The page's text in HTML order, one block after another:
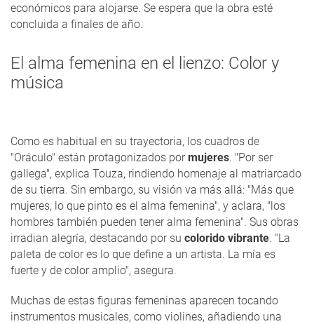
económicos para alojarse. Se espera que la obra esté
concluida a finales de año.
El alma femenina en el lienzo: Color y
música
Como es habitual en su trayectoria, los cuadros de
"Oráculo" están protagonizados pormujeres. "Por ser
gallega", explica Touza, rindiendo homenaje al matriarcado
de su tierra. Sin embargo, su visión va más allá: "Más que
mujeres, lo que pinto es el alma femenina", y aclara, "los
hombres también pueden tener alma femenina". Sus obras
irradian alegría, destacando por su colorido vibrante. "La
paleta de color es lo que define a un artista. La mía es
fuerte y de color amplio", asegura.
Muchas de estas figuras femeninas aparecen tocando
instrumentos musicales, como violines, añadiendo una